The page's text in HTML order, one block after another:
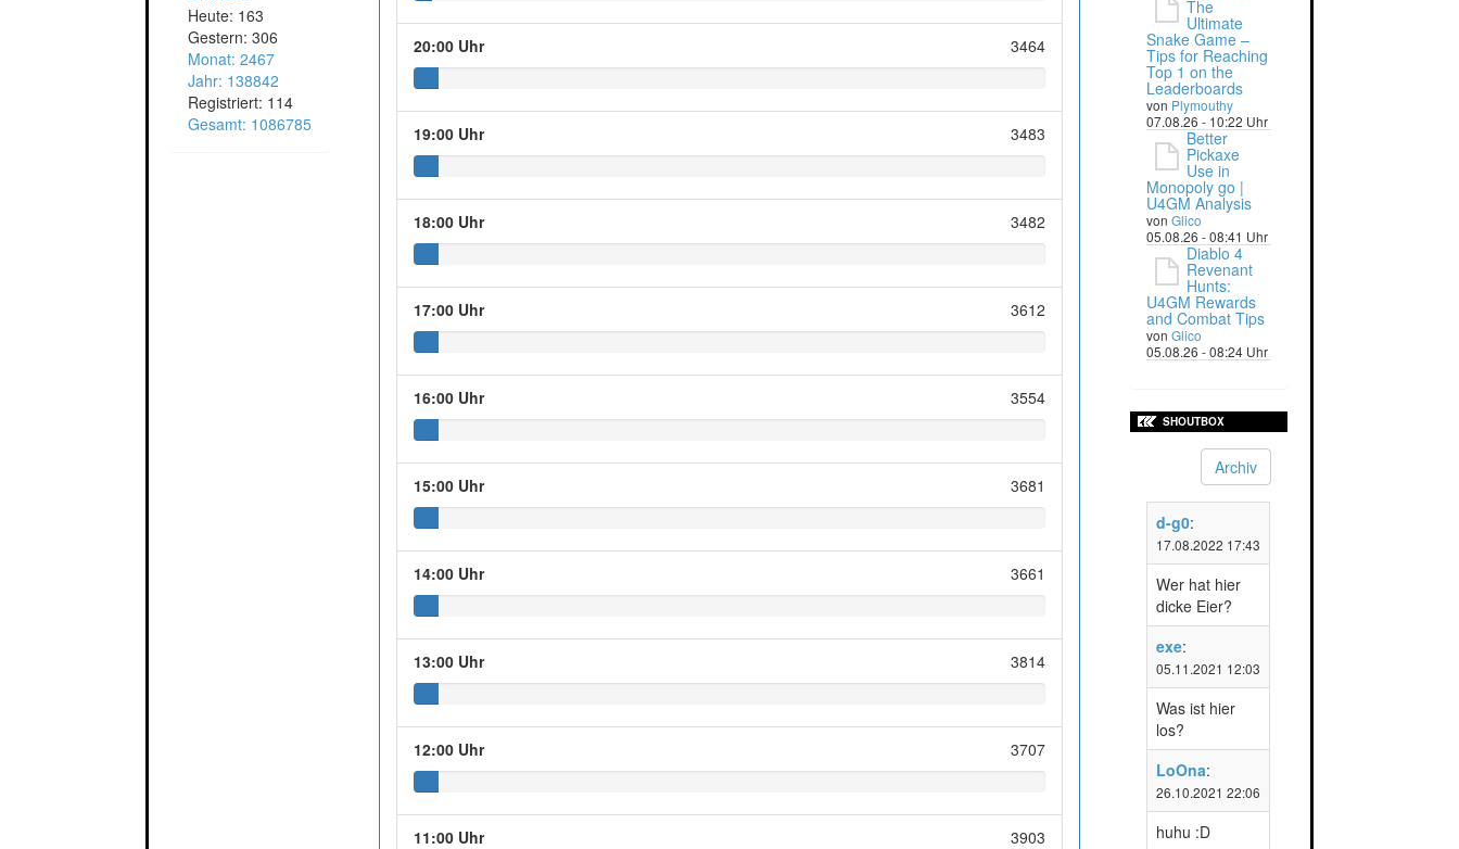
Heute: 163
Gestern: 306
Monat: 2467
Jahr: 138842
Registriert: 114
Gesamt: 1086785
20:00 Uhr 3464
19:00 Uhr 3483
18:00 Uhr 3482
17:00 Uhr 3612
16:00 Uhr 3554
15:00 Uhr 3681
14:00 Uhr 3661
13:00 Uhr 3814
12:00 Uhr 3707
11:00 Uhr 3903
The
Ultimate
Snake Game –
Tips for Reaching
Top 1 on the
Leaderboards
von Plymouthy
07.08.26 - 10:22 Uhr
Better
Pickaxe
Use in
Monopoly go |
U4GM Analysis
vonGlico
05.08.26 - 08:41 Uhr
Diablo 4
Revenant
Hunts:
U4GM Rewards
and Combat Tips
vonGlico
05.08.26 - 08:24 Uhr
SHOUTBOX
Archiv
d-g0:
17.08.2022 17:43
Wer hat hier
dicke Eier?
exe:
05.11.2021 12:03
Was ist hier
los?
LoOna:
26.10.2021 22:06
huhu :D